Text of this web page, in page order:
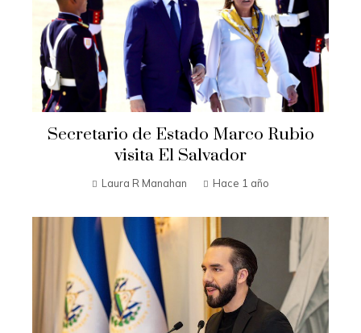
Secretario de Estado Marco Rubio
visita El Salvador
Laura R Manahan Hace 1 año